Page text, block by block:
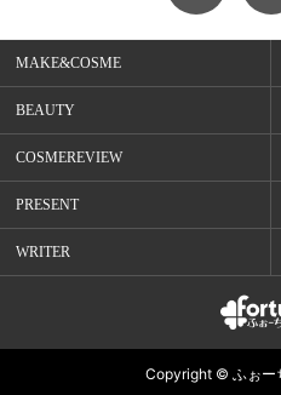
MAKE&COSME
BEAUTY
COSMEREVIEW
PRESENT
WRITER
Copyright © ふぉー